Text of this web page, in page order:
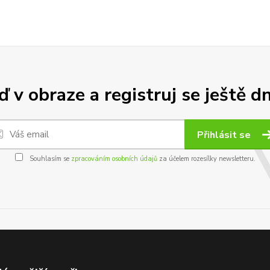
v obraze a registruj se ještě
Přihlásit se
Souhlasím se zpracováním osobních údajůza účelem rozesílky newsletteru.